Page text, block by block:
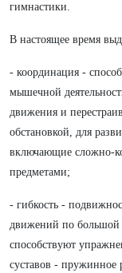
гимнастики.
В настоящее время
- координация -
мышечной
движения и
обстановкой, для
включающие сложно-
предметами;
- гибкость -
движений по большой
способствуют
суставов - пружинное